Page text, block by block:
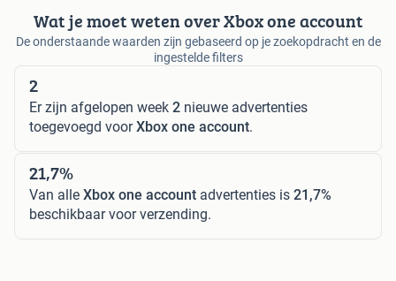
Wat je moet weten over Xbox one account
De onderstaande waarden zijn gebaseerd op je zoekopdracht en de
ingestelde filters
2
Er zijn afgelopen week 2 nieuwe advertenties
toegevoegd voorXbox one account.
21,7%
Van alle Xbox one account advertenties is 21,7%
beschikbaar voor verzending.